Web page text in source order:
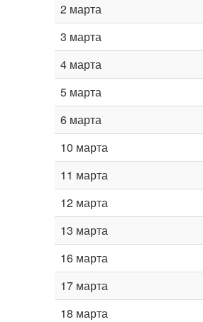
2 марта
3 марта
4 марта
5 марта
6 марта
10 марта
11 марта
12 марта
13 марта
16 марта
17 марта
18 марта